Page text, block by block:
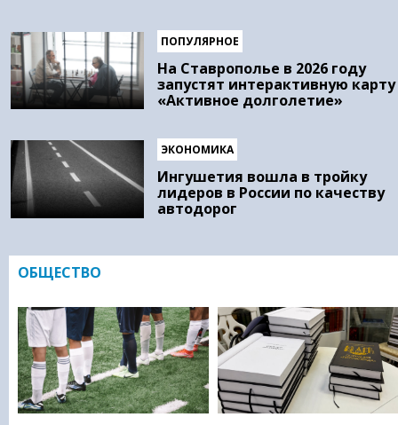
ПОПУЛЯРНОЕ
На Ставрополье в 2026 году
запустят интерактивную карту
«Активное долголетие»
ЭКОНОМИКА
Ингушетия вошла в тройку
лидеров в России по качеству
автодорог
ОБЩЕСТВО